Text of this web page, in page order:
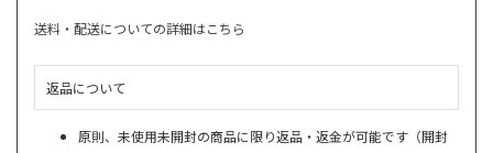
送料・配送についての詳細はこちら
返品について
原則、未使用未開封の商品に限り返品・返金が可能です（開封